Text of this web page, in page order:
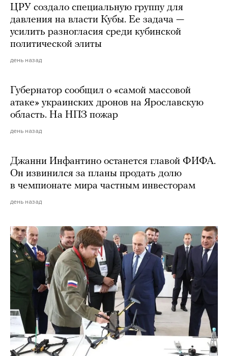
ЦРУ создало специальную группу для
давления на власти Кубы. Ее задача —
усилить разногласия среди кубинской
политической элиты
день назад
Губернатор сообщил о «самой массовой
атаке» украинских дронов на Ярославскую
область. На НПЗ пожар
день назад
Джанни Инфантино останется главой ФИФА.
Он извинился за планы продать долю
в чемпионате мира частным инвесторам
день назад